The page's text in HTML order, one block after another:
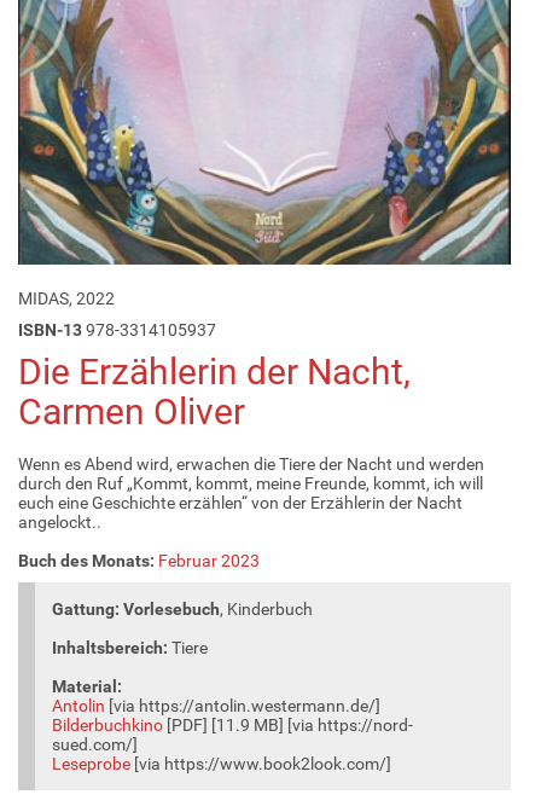
MIDAS, 2022
ISBN-13978-3314105937
Die Erzählerin der Nacht,
Carmen Oliver
Wenn es Abend wird, erwachen die Tiere der Nacht und werden
durch den Ruf „Kommt, kommt, meine Freunde, kommt, ich will
euch eine Geschichte erzählen“ von der Erzählerin der Nacht
angelockt..
Buch des Monats: Februar 2023
Gattung: Vorlesebuch, Kinderbuch
Inhaltsbereich: Tiere
Material:
Antolin [via https://antolin.westermann.de/]
Bilderbuchkino [PDF] [11.9 MB] [via https://nord-
sued.com/]
Leseprobe [via https://www.book2look.com/]